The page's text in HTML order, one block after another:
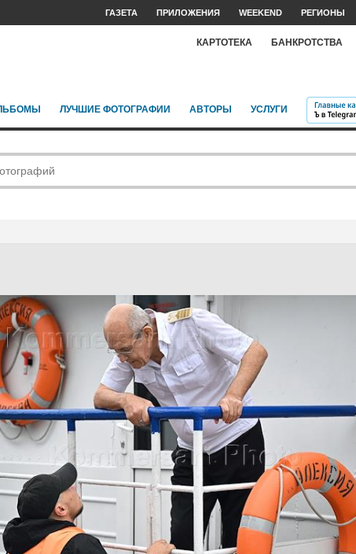
ГАЗЕТА ПРИЛОЖЕНИЯ WEEKEND РЕГИОНЫ
КАРТОТЕКА БАНКРОТСТВА
ЛУЧШИЕ ФОТОГРАФИИ АВТОРЫ УСЛУГИ